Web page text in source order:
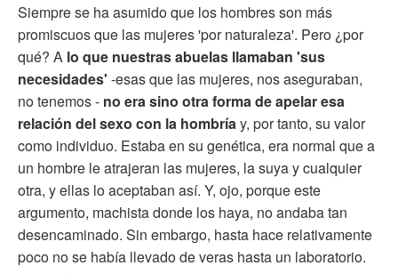
Siempre se ha asumido que los hombres son más
promiscuos que las mujeres 'por naturaleza'. Pero ¿por
qué? A lo que nuestras abuelas llamaban 'sus
necesidades' -esas que las mujeres, nos aseguraban,
no tenemos - no era sino otra forma de apelar esa
relación del sexo con la hombríay, por tanto, su valor
como individuo. Estaba en su genética, era normal que a
un hombre le atrajeran las mujeres, la suya y cualquier
otra, y ellas lo aceptaban así. Y, ojo, porque este
argumento, machista donde los haya, no andaba tan
desencaminado. Sin embargo, hasta hace relativamente
poco no se había llevado de veras hasta un laboratorio.